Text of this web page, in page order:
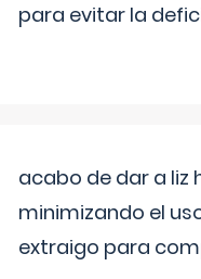
para evitar la
acabo de dar a liz
minimizando el
extraigo para